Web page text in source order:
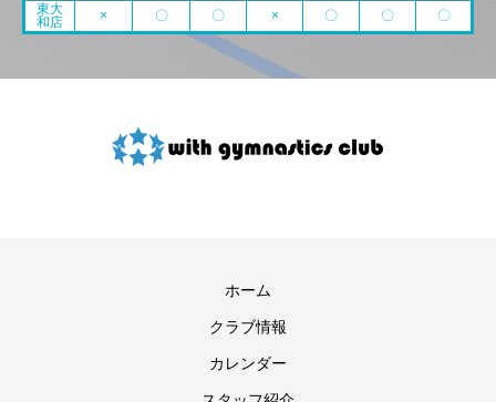
東大
和店
× 〇 〇 × 〇 〇 〇
ホーム
クラブ情報
カレンダー